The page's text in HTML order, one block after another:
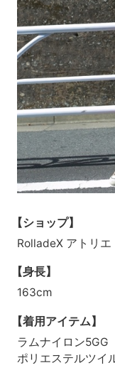
【ショップ】
RolladeX アトリエ
【身長】
163cm
【着用アイテム】
ラムナイロン
ポリエステルツイ